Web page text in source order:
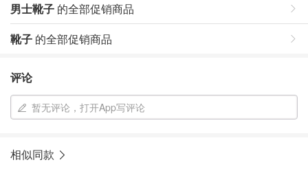
男士靴子 的全部促销商品
靴子 的全部促销商品
评论
暂无评论，打开App写评论
相似同款